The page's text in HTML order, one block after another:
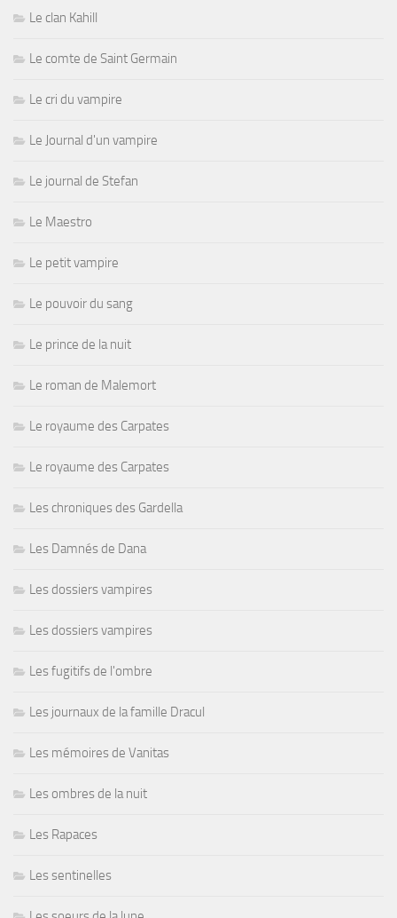
Le clan Kahill
Le comte de Saint Germain
Le cri du vampire
Le Journal d'un vampire
Le journal de Stefan
Le Maestro
Le petit vampire
Le pouvoir du sang
Le prince de la nuit
Le roman de Malemort
Le royaume des Carpates
Le royaume des Carpates
Les chroniques des Gardella
Les Damnés de Dana
Les dossiers vampires
Les dossiers vampires
Les fugitifs de l'ombre
Les journaux de la famille Dracul
Les mémoires de Vanitas
Les ombres de la nuit
Les Rapaces
Les sentinelles